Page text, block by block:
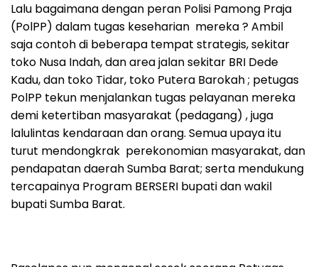
Lalu bagaimana dengan peran Polisi Pamong Praja
(PolPP) dalam tugas keseharian mereka ? Ambil
saja contoh di beberapa tempat strategis, sekitar
toko Nusa Indah, dan area jalan sekitar BRI Dede
Kadu, dan toko Tidar, toko Putera Barokah ; petugas
PolPP tekun menjalankan tugas pelayanan mereka
demi ketertiban masyarakat (pedagang) , juga
lalulintas kendaraan dan orang. Semua upaya itu
turut mendongkrak perekonomian masyarakat, dan
pendapatan daerah Sumba Barat; serta mendukung
tercapainya Program BERSERI bupati dan wakil
bupati Sumba Barat.